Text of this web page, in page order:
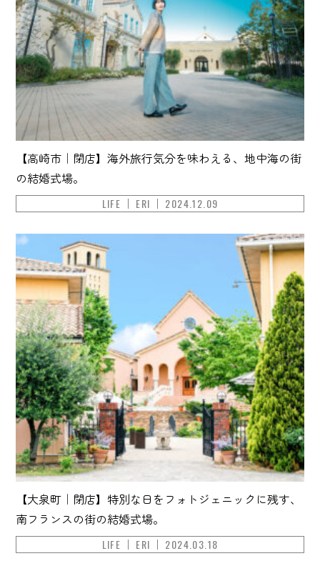
【高崎市｜閉店】海外旅行気分を味わえる、地中海の街
の結婚式場。
LIFE ERI 2024.12.09
【大泉町｜閉店】特別な日をフォトジェニックに残す、
南フランスの街の結婚式場。
LIFE ERI 2024.03.18